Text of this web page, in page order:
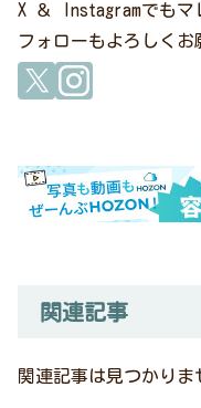
X ＆ Instagramでもマ
フォローもよろしく
関連記事
関連記事は見つかりま